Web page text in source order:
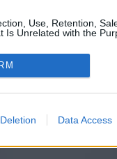
Use, Retention,
Is Unrelated with the
Data Access